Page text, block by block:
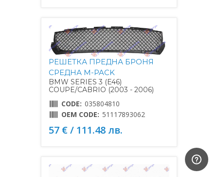
РЕШЕТКА ПРЕДНА БРОНЯ
СРЕДНА M-PACK
BMW SERIES 3 (E46)
COUPE/CABRIO (2003 - 2006)
CODE: 035804810
OEM CODE: 51117893062
57 € / 111.48 лв.